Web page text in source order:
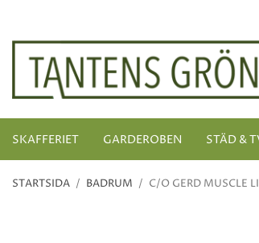
SKAFFERIET GARDEROBEN STÄD &
STARTSIDA / BADRUM / C/O GERD MUSCLE